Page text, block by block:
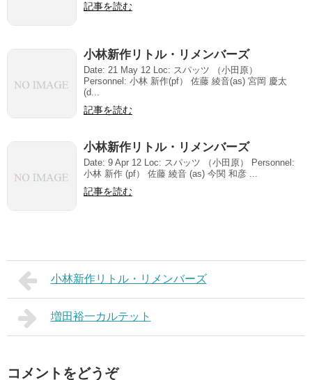
記事を読む
小林新作リトル・リメンバーズ
Date: 21 May 12 Loc: スパッツ （小田原）
Personnel: 小林 新作(pf） 佐藤 綾音(as) 宮岡 慶太
(d...
記事を読む
小林新作リトル・リメンバーズ
Date: 9 Apr 12 Loc: スパッツ （小田原） Personnel:
小林 新作 (pf） 佐藤 綾音 (as) 今関 和彦 ...
記事を読む
小林新作リトル・リメンバーズ
増田裕一カルテット
コメントをどうぞ